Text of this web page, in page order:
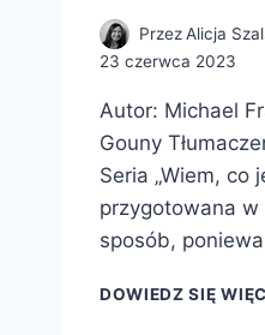
PrzezAlicja
23 czerwca 2023
Autor: Michael
Gouny
Seria „Wiem, co
przygotowana
sposób,
DOWIEDZ SIĘ